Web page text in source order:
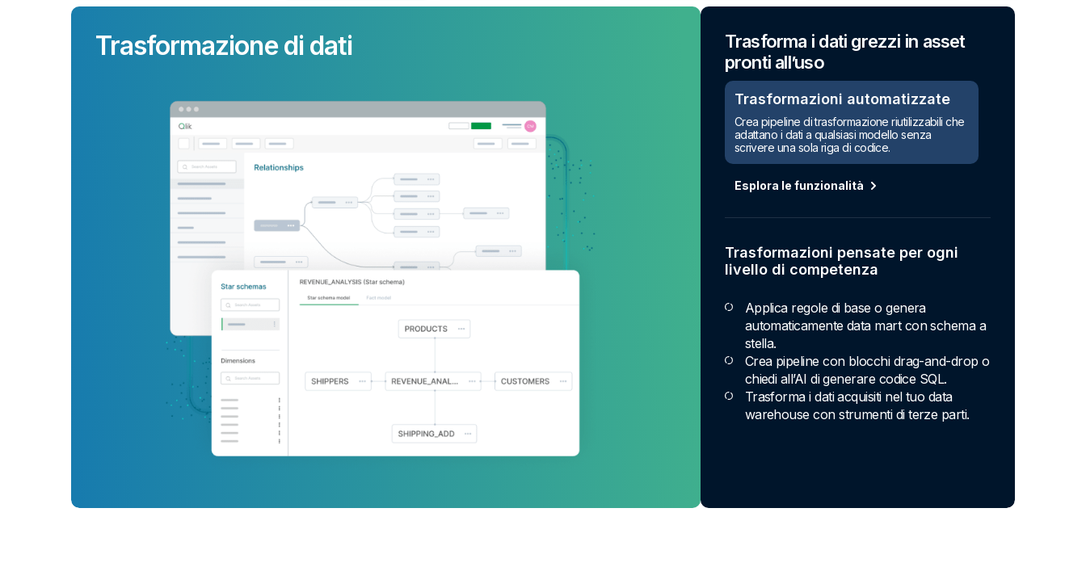
Trasformazione di dati
Trasforma i dati grezzi in asset
pronti all’uso
Trasformazioni automatizzate
Crea pipeline di trasformazione riutilizzabili che
adattano i dati a qualsiasi modello senza
scrivere una sola riga di codice.
Esplora le funzionalità
Trasformazioni pensate per ogni
livello di competenza
Applica regole di base o genera
automaticamente data mart con schema a
stella.
Crea pipeline con blocchi drag-and-drop o
chiedi all’AI di generare codice SQL.
Trasforma i dati acquisiti nel tuo data
warehouse con strumenti di terze parti.